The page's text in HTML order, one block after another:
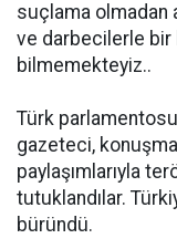
suçlama olmadan
ve darbecilerle bir
bilmemekteyiz..
Türk
gazeteci,
paylaşımlarıyla
tutuklandılar.
büründü.